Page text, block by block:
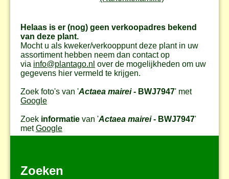
Helaas is er (nog) geen verkoopadres bekend
van deze plant.
Mocht u als kweker/verkooppunt deze plant in uw
assortiment hebben neem dan contact op
via info@plantago.nl over de mogelijkheden om uw
gegevens hier vermeld te krijgen.
Zoek foto's van 'Actaea mairei- BWJ7947' met
Google
Zoek informatie van 'Actaea mairei- BWJ7947'
metGoogle
Zoeken